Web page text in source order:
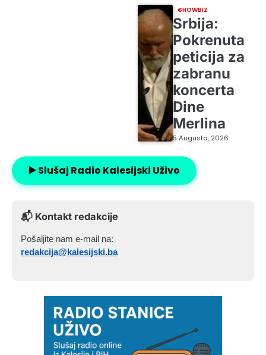
SHOWBIZ
Srbija:
Pokrenuta
peticija za
zabranu
koncerta
Dine
Merlina
5 Augusta, 2026
▶️ Slušaj Radio Kalesijski Uživo
📬 Kontakt redakcije
Pošaljite nam e-mail na:
redakcija@kalesijski.ba